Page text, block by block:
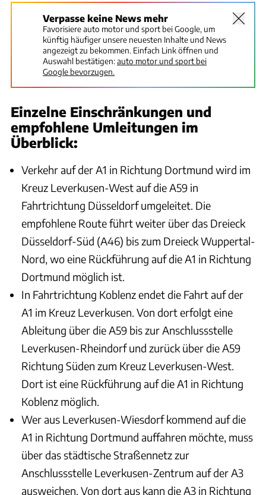
Verpasse keine News mehr
Favorisiere auto motor und sport bei Google, um
künftig häufiger unsere neuesten Inhalte und News
angezeigt zu bekommen. Einfach Link öffnen und
Auswahl bestätigen:auto motor und sport bei
Google bevorzugen.
Einzelne Einschränkungen und
empfohlene Umleitungen im
Überblick:
Verkehr auf der A1 in Richtung Dortmund wird im
Kreuz Leverkusen-West auf die A59 in
Fahrtrichtung Düsseldorf umgeleitet. Die
empfohlene Route führt weiter über das Dreieck
Düsseldorf-Süd (A46) bis zum Dreieck Wuppertal-
Nord, wo eine Rückführung auf die A1 in Richtung
Dortmund möglich ist.
In Fahrtrichtung Koblenz endet die Fahrt auf der
A1 im Kreuz Leverkusen. Von dort erfolgt eine
Ableitung über die A59 bis zur Anschlussstelle
Leverkusen-Rheindorf und zurück über die A59
Richtung Süden zum Kreuz Leverkusen-West.
Dort ist eine Rückführung auf die A1 in Richtung
Koblenz möglich.
Wer aus Leverkusen-Wiesdorf kommend auf die
A1 in Richtung Dortmund auffahren möchte, muss
über das städtische Straßennetz zur
Anschlussstelle Leverkusen-Zentrum auf der A3
ausweichen. Von dort aus kann die A3 in Richtung